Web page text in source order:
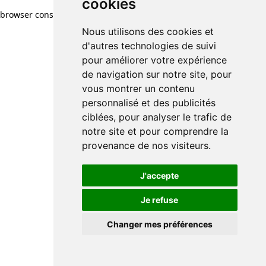
cookies
Nous utilisons des cookies et
d'autres technologies de suivi
pour améliorer votre expérience
de navigation sur notre site, pour
vous montrer un contenu
personnalisé et des publicités
ciblées, pour analyser le trafic de
notre site et pour comprendre la
provenance de nos visiteurs.
J'accepte
Je refuse
Changer mes préférences
browser console for more information)